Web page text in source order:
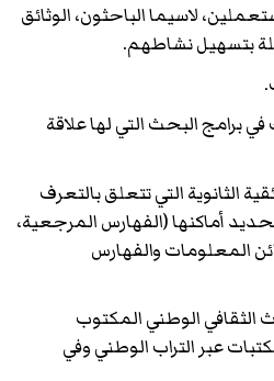
لاسيما الباحثون، الوثائق
بتسهيل نشاطهم.
في برامج البحث التي لها علاقة
الثانوية التي تتعلق بالتعرف
أماكنها (الفهارس المرجعية،
المعلومات والفهارس
الثقافي الوطني المكتوب
عبر التراب الوطني وفي